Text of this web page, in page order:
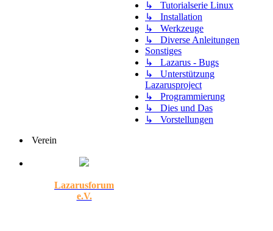
↳ Tutorialserie Linux
↳ Installation
↳ Werkzeuge
↳ Diverse Anleitungen
Sonstiges
↳ Lazarus - Bugs
↳ Unterstützung
Lazarusproject
↳ Programmierung
↳ Dies und Das
↳ Vorstellungen
Verein
Lazarusforum
e.V.